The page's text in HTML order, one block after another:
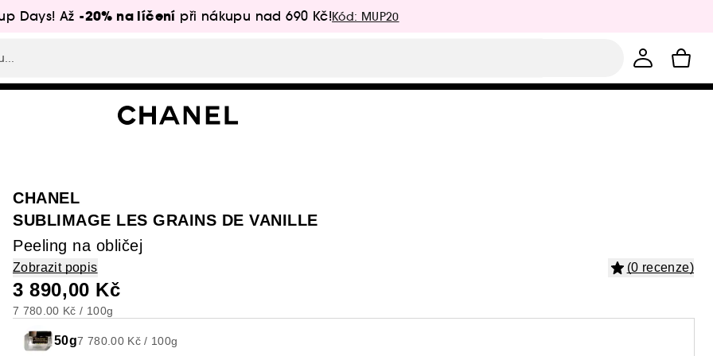
Days! Až -20% na líčení při nákupu nad 690 Kč!Kód: MUP20
CHANEL
SUBLIMAGE LES GRAINS DE VANILLE
Peeling na obličej
Zobrazit popis (0 recenze)
3 890,00 Kč
7 780.00 Kč / 100g
50g7 780.00 Kč / 100g